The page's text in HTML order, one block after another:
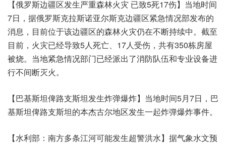
【俄罗斯边疆区发生严重森林火灾 已致5死17伤】当地时间
7日，据俄罗斯克拉斯诺亚尔斯克边疆区紧急情况部发布的
消息，目前位于该边疆区的森林火灾仍在不断持续中。截至
目前，火灾已经导致5人死亡、17人受伤，共有350栋房屋
被烧。当地紧急情况部门已经派出了消防队伍和专业设备进
行不间断灭火。
【巴基斯坦俾路支斯坦发生炸弹爆炸】当地时间5月7日，巴
基斯坦俾路支斯坦的本杰古尔地区发生一起炸弹爆炸事件。
【水利部：南方多条江河可能发生超警洪水】据气象水文预